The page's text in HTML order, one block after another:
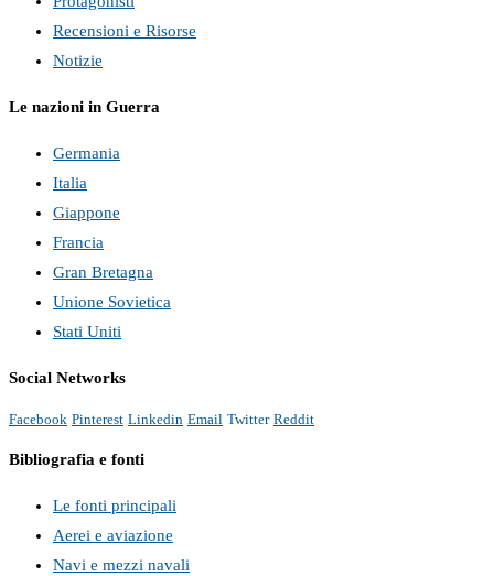
Recensioni e Risorse
Notizie
Le nazioni in Guerra
Germania
Italia
Giappone
Francia
Gran Bretagna
Unione Sovietica
Stati Uniti
Social Networks
Facebook Pinterest Linkedin Email Twitter Reddit
Bibliografia e fonti
Le fonti principali
Aerei e aviazione
Navi e mezzi navali